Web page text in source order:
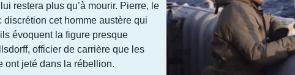
restera plus qu’à mourir. Pierre, le
cet homme austère qui
évoquent la figure presque
officier de carrière que les
ont jeté dans la rébellion.